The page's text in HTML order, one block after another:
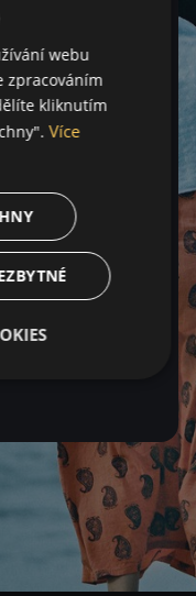
webu
zpracováním
kliknutím
Více